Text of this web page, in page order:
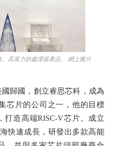
高算力的處理器產品。 網上圖片
歸國，創立睿思芯科，成為
芯片的公司之一，他的目標
打造高端RISC-V芯片。成立
快速成長，研發出多款高能